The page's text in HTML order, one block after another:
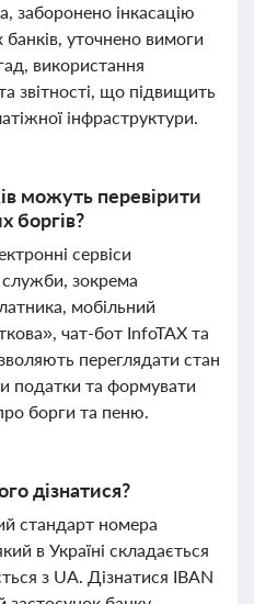
заборонено інкасацію
банків, уточнено вимоги
використання
звітності, що підвищить
інфраструктури.
можуть перевірити
боргів?
сервіси
зокрема
мобільний
чат-бот InfoTAX та
переглядати стан
податки та формувати
борги та пеню.
дізнатися?
стандарт номера
в Україні складається
з UA. Дізнатися IBAN